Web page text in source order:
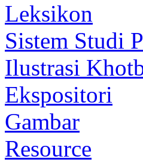
Leksikon
Sistem Studi
Ilustrasi
Ekspositori
Gambar
Resource